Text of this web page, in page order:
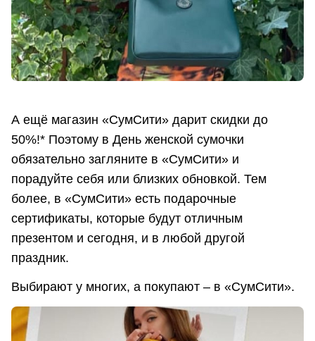
А ещё магазин «СумСити» дарит скидки до
50%!* Поэтому в День женской сумочки
обязательно загляните в «СумСити» и
порадуйте себя или близких обновкой. Тем
более, в «СумСити» есть подарочные
сертификаты, которые будут отличным
презентом и сегодня, и в любой другой
праздник.
Выбирают у многих, а покупают – в «СумСити».